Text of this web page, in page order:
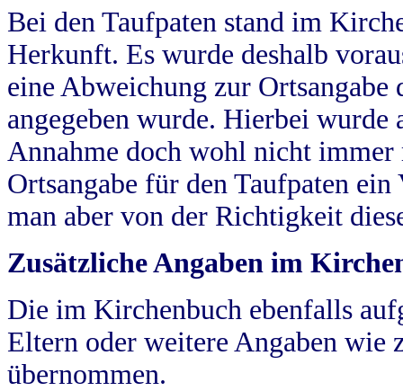
Bei den Taufpaten stand im
Herkunft. Es wurde deshalb
eine Abweichung zur
angegeben wurde. Hierbei wurde
Annahme doch wohl nicht
Ortsangabe für den Taufpaten
man aber von der Richtigkeit
Zusätzliche Angaben im
Die im Kirchenbuch ebenfalls
Eltern oder weitere Angaben wie
übernommen.